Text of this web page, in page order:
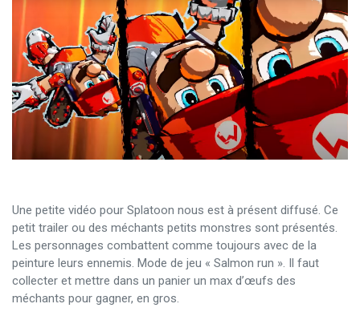
Une petite vidéo pour Splatoon nous est à présent diffusé. Ce
petit trailer ou des méchants petits monstres sont présentés.
Les personnages combattent comme toujours avec de la
peinture leurs ennemis. Mode de jeu « Salmon run ». Il faut
collecter et mettre dans un panier un max d’œufs des
méchants pour gagner, en gros.